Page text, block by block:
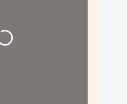
Bezig met laden...